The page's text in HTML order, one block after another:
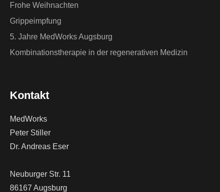
Frohe Weihnachten
Grippeimpfung
5. Jahre MedWorks Augsburg
Kombinationstherapie in der regenerativen Medizin
Kontakt
MedWorks
Peter Stiller
Dr. Andreas Eser
Neuburger Str. 11
86167 Augsburg